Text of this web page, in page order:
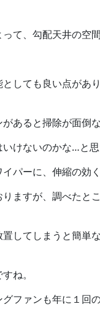
て、勾配天井の空
しても良い点があ
あると掃除が面倒
けないのかな…と
パーに、伸縮の効
ますが、調べたと
してしまうと簡
ね。
ファンも年に１回